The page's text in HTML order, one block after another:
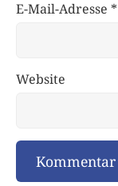
E-Mail-Adresse *
Website